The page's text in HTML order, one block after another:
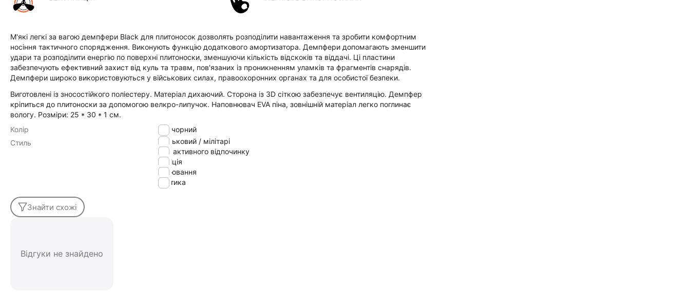
М'які легкі за вагою демпфери Black для плитоносок дозволять розподілити навантаження та зробити комфортним
носіння тактичного спорядження. Виконують функцію додаткового амортизатора. Демпфери допомагають зменшити
удари та розподілити енергію по поверхні плитоноски, зменшуючи кількість відскоків та віддачі. Ці пластини
забезпечують ефективний захист від куль та травм, пов'язаних із проникненням уламків та фрагментів снарядів.
Демпфери широко використовуються у військових силах, правоохоронних органах та для особистої безпеки.
Виготовлені із зносостійкого поліестеру. Матеріал дихаючий. Сторона із 3D сіткою забезпечує вентиляцію. Демпфер
кріпиться до плитоноски за допомогою велкро-липучок. Наповнювач EVA піна, зовнішній матеріал легко поглинає
вологу. Розміри: 25 * 30 * 1 см.
Колір
чорний
Стиль
військовий / мілітарі
для активного відпочинку
поліція
полювання
тактика
Знайти схожі
Відгуки не знайдено